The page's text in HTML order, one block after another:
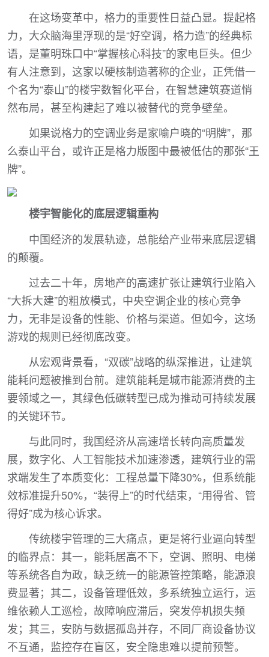
在这场变革中，格力的重要性日益凸显。提起格
力，大众脑海里浮现的是“好空调，格力造”的经典标
语，是董明珠口中“掌握核心科技”的家电巨头。但少
有人注意到，这家以硬核制造著称的企业，正凭借一
个名为“泰山”的楼宇数智化平台，在智慧建筑赛道悄
然布局，甚至构建起了难以被替代的竞争壁垒。
如果说格力的空调业务是家喻户晓的“明牌”，那
么泰山平台，或许正是格力版图中最被低估的那张“王
牌”。
楼宇智能化的底层逻辑重构
中国经济的发展轨迹，总能给产业带来底层逻辑
的颠覆。
过去二十年，房地产的高速扩张让建筑行业陷入
“大拆大建”的粗放模式，中央空调企业的核心竞争
力，无非是设备的性能、价格与渠道。但如今，这场
游戏的规则已经彻底改变。
从宏观背景看，“双碳”战略的纵深推进，让建筑
能耗问题被推到台前。建筑能耗是城市能源消费的主
要领域之一，其绿色低碳转型已成为推动可持续发展
的关键环节。
与此同时，我国经济从高速增长转向高质量发
展，数字化、人工智能技术加速渗透，建筑行业的需
求端发生了本质变化：工程总量下降30%，但系统能
效标准提升50%，“装得上”的时代结束，“用得省、管
得好”成为核心诉求。
传统楼宇管理的三大痛点，更是将行业逼向转型
的临界点：其一，能耗居高不下，空调、照明、电梯
等系统各自为政，缺乏统一的能源管控策略，能源浪
费显著；其二，设备管理低效，多系统独立运行，运
维依赖人工巡检，故障响应滞后，突发停机损失频
发；其三，安防与数据孤岛并存，不同厂商设备协议
不互通，监控存在盲区，安全隐患难以提前预警。